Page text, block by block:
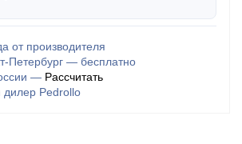
от производителя
Петербург — бесплатно
— Рассчитать
Pedrollo